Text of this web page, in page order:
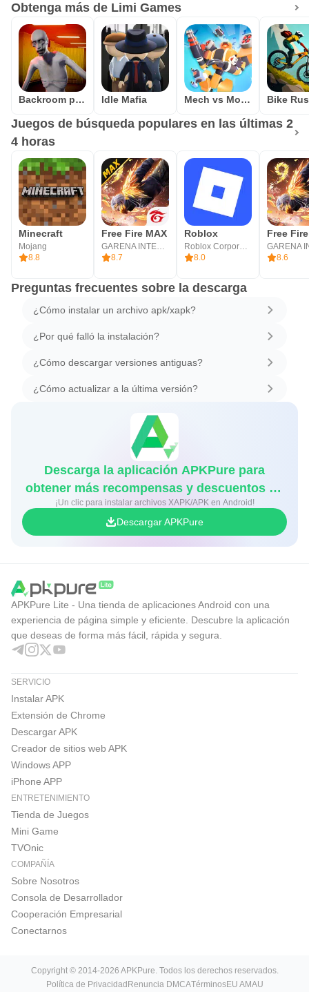
Obtenga más de Limi Games
Backroom predator Idle Mafia Mech vs Monsters Bike
Juegos de búsqueda populares en las últimas 2
4 horas
Minecraft
Mojang
8.8
Free Fire MAX
GARENA INTERNATIONAL I
8.7
Roblox
Roblox Corporation
8.0
8.6
Preguntas frecuentes sobre la descarga
¿Cómo instalar un archivo apk/xapk?
¿Por qué falló la instalación?
¿Cómo descargar versiones antiguas?
¿Cómo actualizar a la última versión?
Descarga la aplicación APKPure para
obtener más recompensas y descuentos en
juegos
¡Un clic para instalar archivos XAPK/APK en Android!
Descargar APKPure
APKPure Lite - Una tienda de aplicaciones Android con una
experiencia de página simple y eficiente. Descubre la aplicación
que deseas de forma más fácil, rápida y segura.
SERVICIO
Instalar APK
Extensión de Chrome
Descargar APK
Creador de sitios web APK
Windows APP
iPhone APP
ENTRETENIMIENTO
Tienda de Juegos
Mini Game
TVOnic
COMPAÑÍA
Sobre Nosotros
Consola de Desarrollador
Cooperación Empresarial
Conectarnos
Copyright © 2014-2026 APKPure. Todos los derechos reservados.
Política de Privacidad Renuncia DMCATérminosEU AMAU